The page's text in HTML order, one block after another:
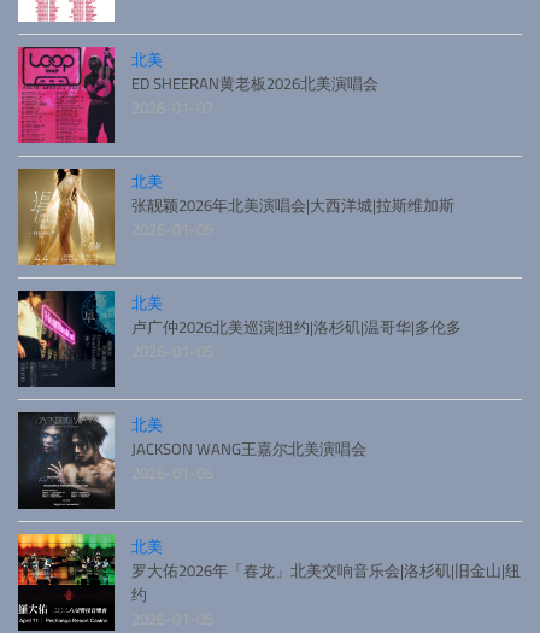
北美
ED SHEERAN黄老板2026北美演唱会
2026-01-07
北美
张靓颖2026年北美演唱会|大西洋城|拉斯维加斯
2026-01-05
北美
卢广仲2026北美巡演|纽约|洛杉矶|温哥华|多伦多
2026-01-05
北美
JACKSON WANG王嘉尔北美演唱会
2026-01-05
北美
罗大佑2026年「春龙」北美交响音乐会|洛杉矶|旧金山|纽
约
2026-01-05